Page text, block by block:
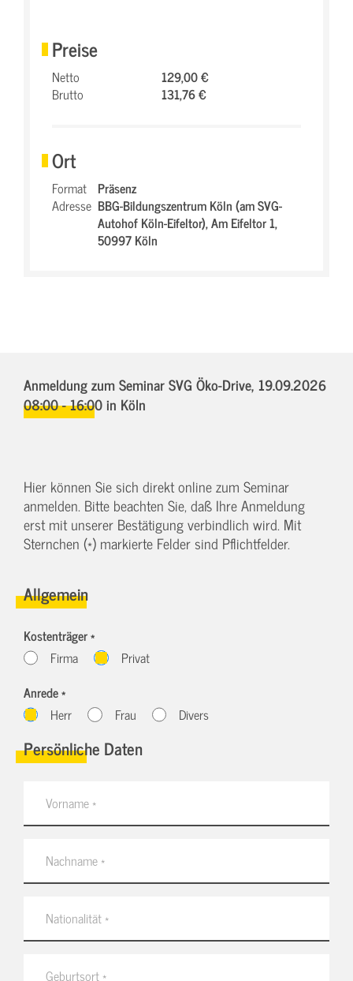
Preise
Netto
129,00 €
Brutto
131,76 €
Ort
Format Präsenz
Adresse BBG-Bildungszentrum Köln (am SVG-
Autohof Köln-Eifeltor),Am Eifeltor 1,
50997 Köln
Anmeldung zum Seminar SVG Öko-Drive, 19.09.2026
08:00 - 16:00in Köln
Hier können Sie sich direkt online zum Seminar
anmelden. Bitte beachten Sie, daß Ihre Anmeldung
erst mit unserer Bestätigung verbindlich wird. Mit
Sternchen (*) markierte Felder sind Pflichtfelder.
Allgemein
Kostenträger *
Firma
Privat
Anrede *
Herr
Frau Divers
Persönliche Daten